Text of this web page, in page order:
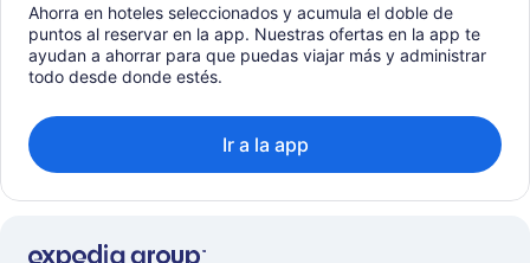
Ahorra en hoteles seleccionados y acumula el doble de
puntos al reservar en la app. Nuestras ofertas en la app te
ayudan a ahorrar para que puedas viajar más y administrar
todo desde donde estés.
Ir a la app